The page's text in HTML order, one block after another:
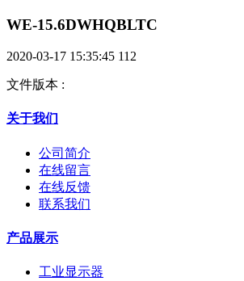
WE-15.6DWHQBLTC
2020-03-17 15:35:45 112
文件版本 :
关于我们
公司简介
在线留言
在线反馈
联系我们
产品展示
工业显示器